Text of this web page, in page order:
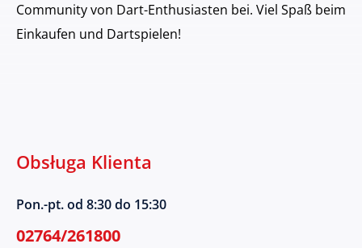
Community von Dart-Enthusiasten bei. Viel Spaß beim
Einkaufen und Dartspielen!
Obsługa Klienta
Pon.-pt. od 8:30 do 15:30
02764/261800